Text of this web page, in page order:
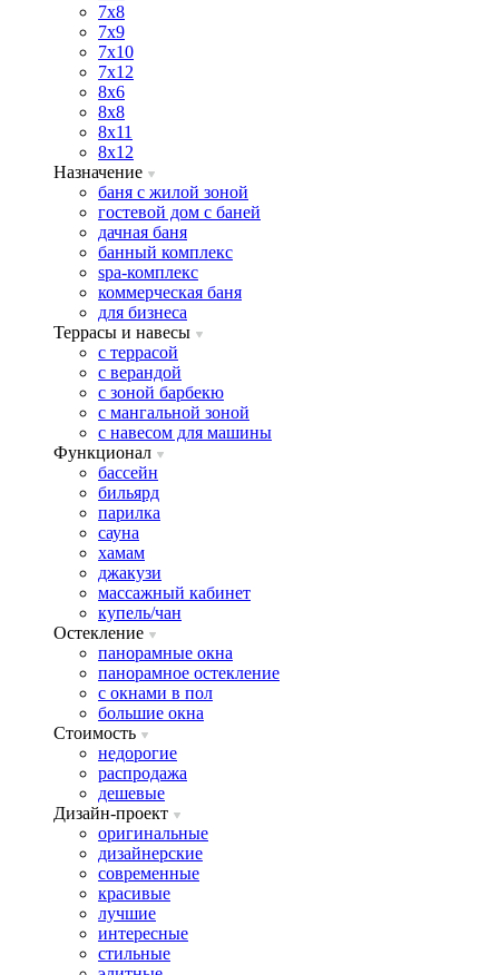
7х8
7х9
7х10
7х12
8х6
8х8
8х11
8х12
Назначение
баня с жилой зоной
гостевой дом с баней
дачная баня
банный комплекс
spa-комплекс
коммерческая баня
для бизнеса
Террасы и навесы
с террасой
с верандой
с зоной барбекю
с мангальной зоной
с навесом для машины
Функционал
бассейн
бильярд
парилка
сауна
хамам
джакузи
массажный кабинет
купель/чан
Остекление
панорамные окна
панорамное остекление
с окнами в пол
большие окна
Стоимость
недорогие
распродажа
дешевые
Дизайн-проект
оригинальные
дизайнерские
современные
красивые
лучшие
интересные
стильные